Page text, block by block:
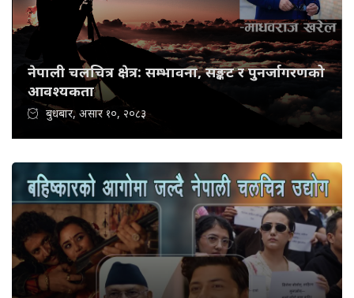
नेपाली चलचित्र क्षेत्र: सम्भावना, सङ्कट र पुनर्जागरणको
आवश्यकता
बुधबार, असार १०, २०८३